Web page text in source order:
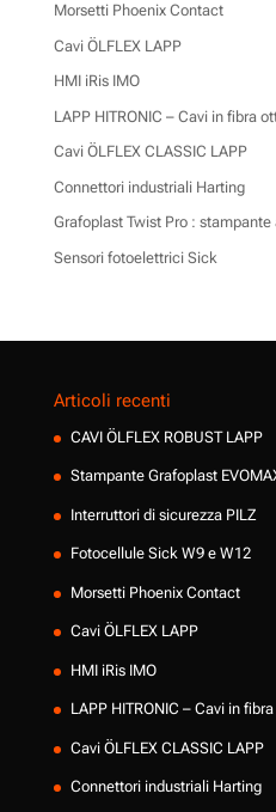
Morsetti Phoenix Contact
Cavi ÖLFLEX LAPP
HMI iRis IMO
LAPP HITRONIC – Cavi in fibra
Cavi ÖLFLEX CLASSIC LAPP
Connettori industriali Harting
Grafoplast Twist Pro :
Sensori fotoelettrici Sick
Articoli recenti
CAVI ÖLFLEX ROBUST LAPP
Stampante Grafoplast
Interruttori di sicurezza PILZ
Fotocellule Sick W9 e W12
Morsetti Phoenix Contact
Cavi ÖLFLEX LAPP
HMI iRis IMO
LAPP HITRONIC – Cavi in
Cavi ÖLFLEX CLASSIC LAPP
Connettori industriali Harting